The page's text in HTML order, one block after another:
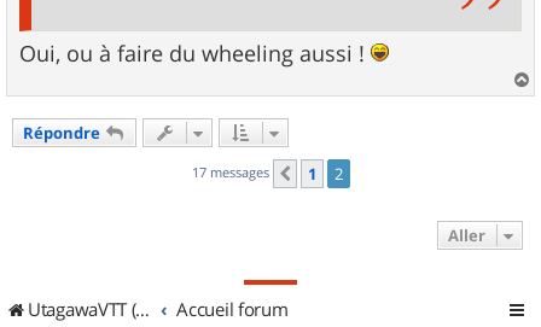
Oui, ou à faire du wheeling aussi !
a
Répondre
17 messages Précédent
1 2
Aller
UtagawaVTT (Randos VTT et VTTAE avec traces GPS) Accueil forum